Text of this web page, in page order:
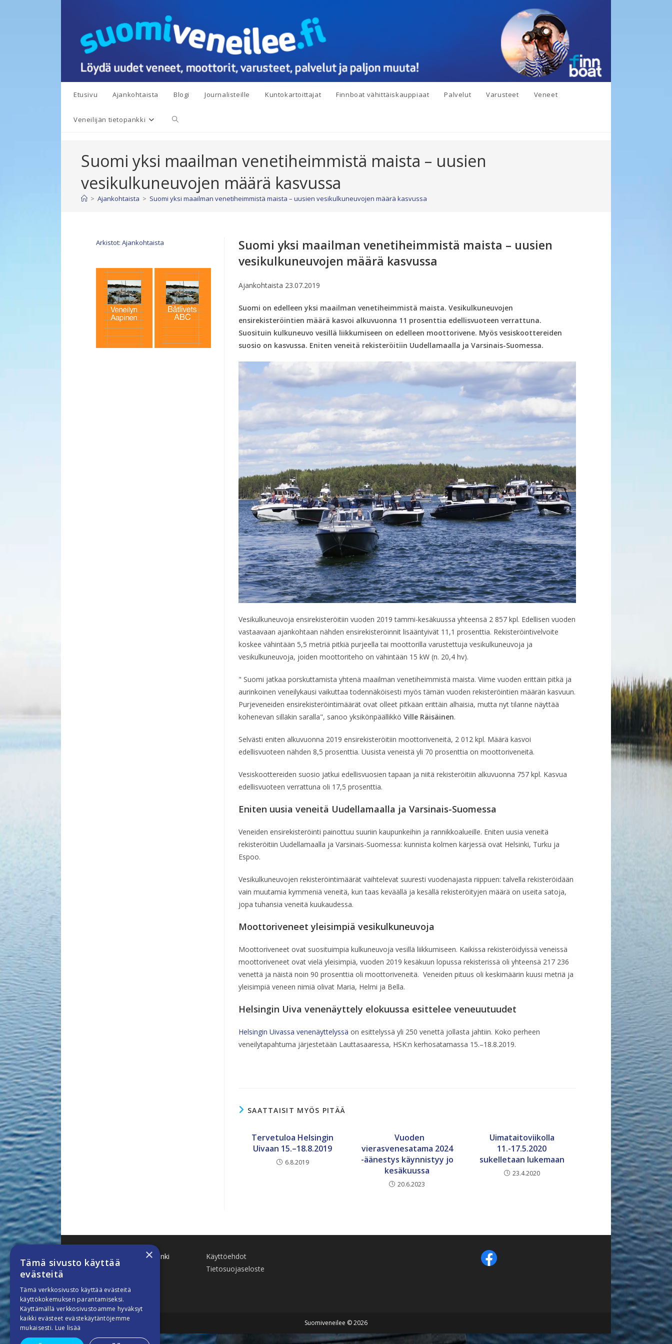
Etusivu Ajankohtaista Blogi Journalisteille Kuntokartoittajat Finnboat vähittäiskauppiaat Palvelut Varusteet Veneet
Veneilijän tietopankki Toggle
search
Suomi yksi maailman venetiheimmistä maista – uusien
vesikulkuneuvojen määrä kasvussa
> Ajankohtaista > Suomi yksi maailman venetiheimmistä maista – uusien vesikulkuneuvojen määrä kasvussa
Arkistot: Ajankohtaista
Suomi yksi maailman venetiheimmistä maista – uusien
vesikulkuneuvojen määrä kasvussa
Ajankohtaista 23.07.2019
Suomi on edelleen yksi maailman venetiheimmistä maista. Vesikulkuneuvojen
ensirekisteröintien määrä kasvoi alkuvuonna 11 prosenttia edellisvuoteen verrattuna.
Suosituin kulkuneuvo vesillä liikkumiseen on edelleen moottorivene. Myös vesiskoottereiden
suosio on kasvussa. Eniten veneitä rekisteröitiin Uudellamaalla ja Varsinais-Suomessa.
Vesikulkuneuvoja ensirekisteröitiin vuoden 2019 tammi-kesäkuussa yhteensä 2 857 kpl. Edellisen vuoden
vastaavaan ajankohtaan nähden ensirekisteröinnit lisääntyivät 11,1 prosenttia. Rekisteröintivelvoite
koskee vähintään 5,5 metriä pitkiä purjeella tai moottorilla varustettuja vesikulkuneuvoja ja
vesikulkuneuvoja, joiden moottoriteho on vähintään 15 kW (n. 20,4 hv).
" Suomi jatkaa porskuttamista yhtenä maailman venetiheimmistä maista. Viime vuoden erittäin pitkä ja
aurinkoinen veneilykausi vaikuttaa todennäköisesti myös tämän vuoden rekisteröintien määrän kasvuun.
Purjeveneiden ensirekisteröintimäärät ovat olleet pitkään erittäin alhaisia, mutta nyt tilanne näyttää
kohenevan silläkin saralla", sanoo yksikönpäällikkö Ville Räisäinen.
Selvästi eniten alkuvuonna 2019 ensirekisteröitiin moottoriveneitä, 2 012 kpl. Määrä kasvoi
edellisvuoteen nähden 8,5 prosenttia. Uusista veneistä yli 70 prosenttia on moottoriveneitä.
Vesiskoottereiden suosio jatkui edellisvuosien tapaan ja niitä rekisteröitiin alkuvuonna 757 kpl. Kasvua
edellisvuoteen verrattuna oli 17,5 prosenttia.
Eniten uusia veneitä Uudellamaalla ja Varsinais-Suomessa
Veneiden ensirekisteröinti painottuu suuriin kaupunkeihin ja rannikkoalueille. Eniten uusia veneitä
rekisteröitiin Uudellamaalla ja Varsinais-Suomessa: kunnista kolmen kärjessä ovat Helsinki, Turku ja
Espoo.
Vesikulkuneuvojen rekisteröintimäärät vaihtelevat suuresti vuodenajasta riippuen: talvella rekisteröidään
vain muutamia kymmeniä veneitä, kun taas keväällä ja kesällä rekisteröityjen määrä on useita satoja,
jopa tuhansia veneitä kuukaudessa.
Moottoriveneet yleisimpiä vesikulkuneuvoja
Moottoriveneet ovat suosituimpia kulkuneuvoja vesillä liikkumiseen. Kaikissa rekisteröidyissä veneissä
moottoriveneet ovat vielä yleisimpiä, vuoden 2019 kesäkuun lopussa rekisterissä oli yhteensä 217 236
venettä ja näistä noin 90 prosenttia oli moottoriveneitä. Veneiden pituus oli keskimäärin kuusi metriä ja
yleisimpiä veneen nimiä olivat Maria, Helmi ja Bella.
Helsingin Uiva venenäyttely elokuussa esittelee veneuutuudet
Helsingin Uivassa venenäyttelyssä on esittelyssä yli 250 venettä jollasta jahtiin. Koko perheen
veneilytapahtuma järjestetään Lauttasaaressa, HSK:n kerhosatamassa 15.–18.8.2019.
SAATTAISIT MYÖS PITÄÄ
Tervetuloa Helsingin
Uivaan 15.–18.8.2019
6.8.2019
Vuoden
vierasvenesatama 2024
-äänestys käynnistyy jo
kesäkuussa
20.6.2023
Uimataitoviikolla
11.-17.5.2020
sukelletaan lukemaan
23.4.2020
Käenkuja 8 A 47 00500 Helsinki
www.finnboat.fi
Käyttöehdot
Tietosuojaseloste
Suomiveneilee © 2026
×
Tämä sivusto käyttää
evästeitä
Tämä verkkosivusto käyttää evästeitä
käyttökokemuksen parantamiseksi.
Käyttämällä verkkosivustoamme hyväksyt
kaikki evästeet evästekäytäntöjemme
mukaisesti. Lue lisää